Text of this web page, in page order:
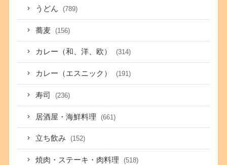
うどん (789)
蕎麦 (156)
カレー（和、洋、欧） (314)
カレー（エスニック） (191)
寿司 (236)
居酒屋・海鮮料理 (661)
立ち飲み (152)
焼肉・ステーキ・肉料理 (518)